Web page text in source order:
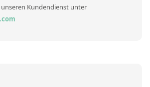
Kundendienst unter